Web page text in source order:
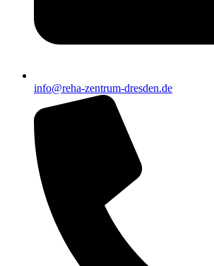
info@reha-zentrum-dresden.de